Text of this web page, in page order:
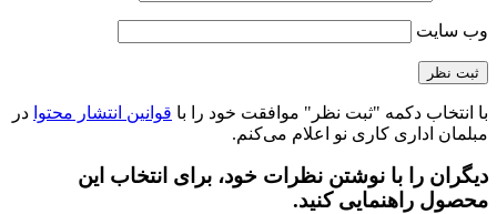
وب‌ سایت
با انتخاب دکمه "ثبت نظر" موافقت خود را با قوانین انتشار محتوا در
مبلمان اداری کاری نو اعلام می‌کنم.
دیگران را با نوشتن نظرات خود، برای انتخاب این
محصول راهنمایی کنید.